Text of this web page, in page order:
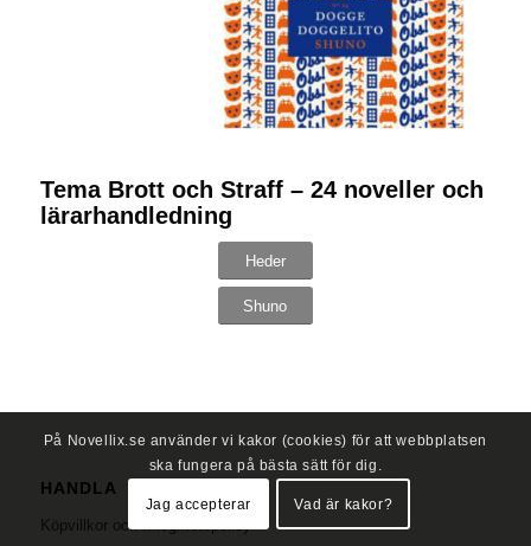
Tema Brott och Straff – 24 noveller och
lärarhandledning
Heder
Shuno
HANDLA
Köpvillkor och Integritetspolicy
På Novellix.se använder vi kakor (cookies) för att webbplatsen
ska fungera på bästa sätt för dig.
Jag accepterar Vad är kakor?